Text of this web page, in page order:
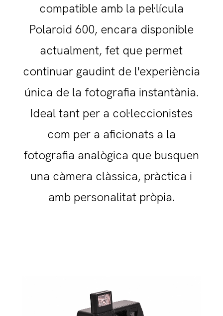
compatible amb la pel·lícula
Polaroid 600, encara disponible
actualment, fet que permet
continuar gaudint de l'experiència
única de la fotografia instantània.
Ideal tant per a col·leccionistes
com per a aficionats a la
fotografia analògica que busquen
una càmera clàssica, pràctica i
amb personalitat pròpia.